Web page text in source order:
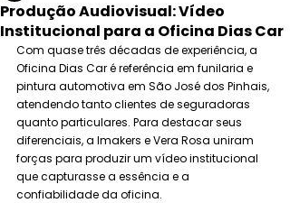
Produção Audiovisual: Vídeo
Institucional para a Oficina Dias Car
Com quase três décadas de experiência, a
Oficina Dias Car é referência em funilaria e
pintura automotiva em São José dos Pinhais,
atendendo tanto clientes de seguradoras
quanto particulares. Para destacar seus
diferenciais, a Imakers e Vera Rosa uniram
forças para produzir um vídeo institucional
que capturasse a essência e a
confiabilidade da oficina.